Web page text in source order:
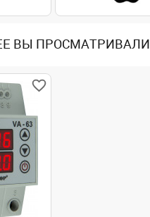
ВЫ ПРОСМАТРИВАЛИ